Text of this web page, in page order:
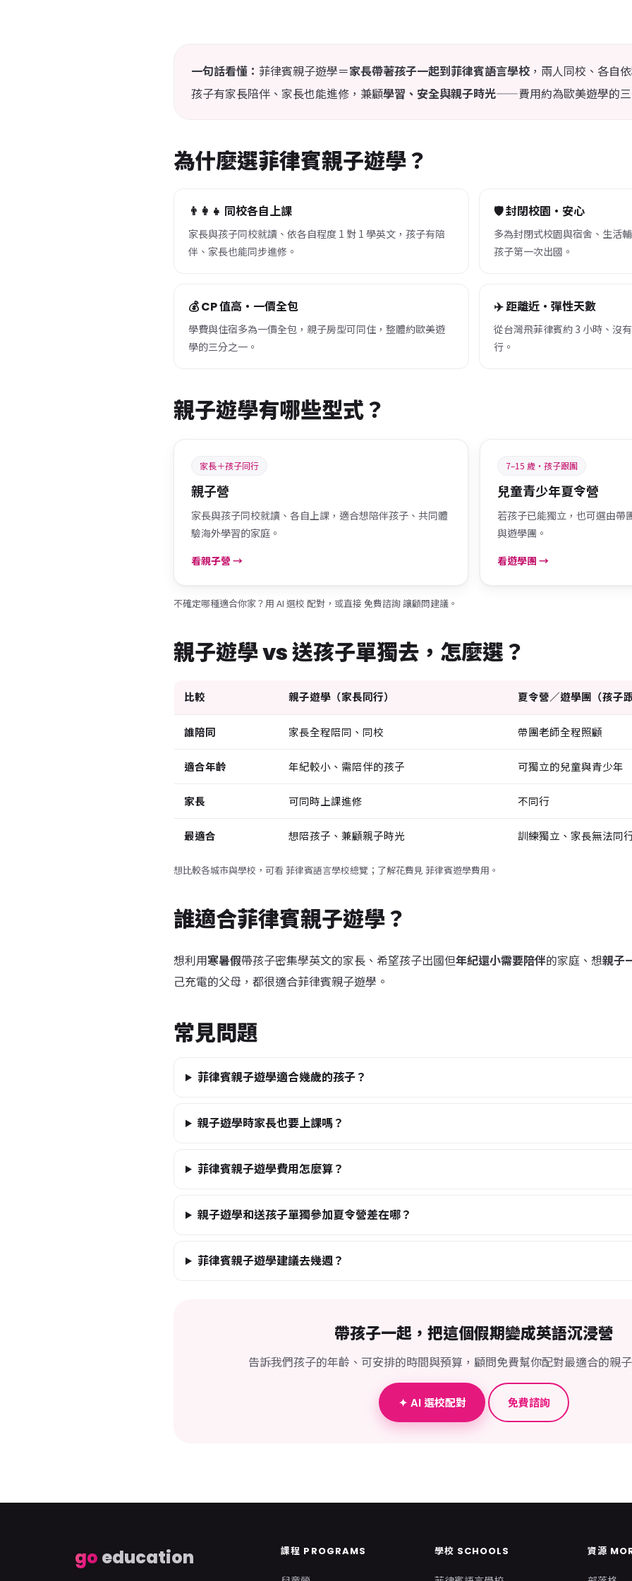
一句話看懂： 菲律賓親子遊學＝家長帶著孩子一起到菲律賓語言學校 ，兩人同校、各自
孩子有家長陪伴、家長也能進修，兼顧學習、安全與親子時光——費用約為歐美遊學的三
為什麼選菲律賓親子遊學？
👨‍👩‍👧 同校各自上課
家長與孩子同校就讀、依各自程度 1 對 1 學英文，孩子有陪
伴、家長也能同步進修。
🛡️ 封閉校園・安心
多為封閉式校園與宿舍、生活
孩子第一次出國。
💰 CP 值高・一價全包
學費與住宿多為一價全包，親子房型可同住，整體約歐美遊
學的三分之一。
✈️ 距離近・彈性天數
從台灣飛菲律賓約 3 小時、沒
行。
親子遊學有哪些型式？
家長＋孩子同行
親子營
家長與孩子同校就讀、各自上課，適合想陪伴孩子、共同體
驗海外學習的家庭。
看親子營 →
7–15 歲・孩子跟團
兒童青少年夏令營
若孩子已能獨立，也可選由帶
與遊學團。
看遊學團 →
不確定哪種適合你家？用 AI 選校 配對，或直接 免費諮詢 讓顧問建議。
親子遊學 vs 送孩子單獨去，怎麼選？
比較 親子遊學（家長同行） 夏令營／遊學團（孩子跟
誰陪同 家長全程陪同、同校 帶團老師全程照顧
適合年齡 年紀較小、需陪伴的孩子 可獨立的兒童與青少年
家長 可同時上課進修 不同行
最適合 想陪孩子、兼顧親子時光 訓練獨立、家長無法同
想比較各城市與學校，可看菲律賓語言學校總覽 ；了解花費見 菲律賓遊學費用 。
誰適合菲律賓親子遊學？
想利用寒暑假帶孩子密集學英文的家長、希望孩子出國但年紀還小需要陪伴的家庭、想親子
己充電的父母，都很適合菲律賓親子遊學。
常見問題
菲律賓親子遊學適合幾歲的孩子？
親子遊學時家長也要上課嗎？
菲律賓親子遊學費用怎麼算？
親子遊學和送孩子單獨參加夏令營差在哪？
菲律賓親子遊學建議去幾週？
帶孩子一起，把這個假期變成英語沉浸營
告訴我們孩子的年齡、可安排的時間與預算，顧問免費幫你配對最適合的親
✦ AI 選校配對 免費諮詢
go education 課程 PROGRAMS 學校 SCHOOLS 資源